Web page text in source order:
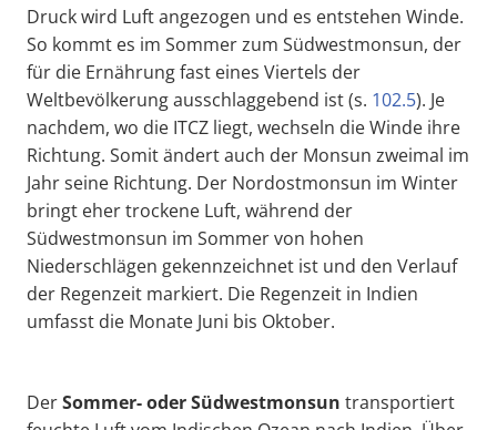
Druck wird Luft angezogen und es entstehen Winde.
So kommt es im Sommer zum Südwestmonsun, der
für die Ernährung fast eines Viertels der
Weltbevölkerung ausschlaggebend ist (s. 102.5). Je
nachdem, wo die ITCZ liegt, wechseln die Winde ihre
Richtung. Somit ändert auch der Monsun zweimal im
Jahr seine Richtung. Der Nordostmonsun im Winter
bringt eher trockene Luft, während der
Südwestmonsun im Sommer von hohen
Niederschlägen gekennzeichnet ist und den Verlauf
der Regenzeit markiert. Die Regenzeit in Indien
umfasst die Monate Juni bis Oktober.
DerSommer- oder Südwestmonsun transportiert